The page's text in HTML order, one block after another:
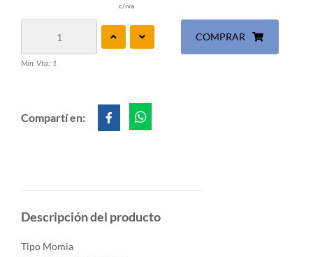
c/iva
Min. Vta.: 1
COMPRAR
Compartí en:
Descripción del producto
Tipo Momia